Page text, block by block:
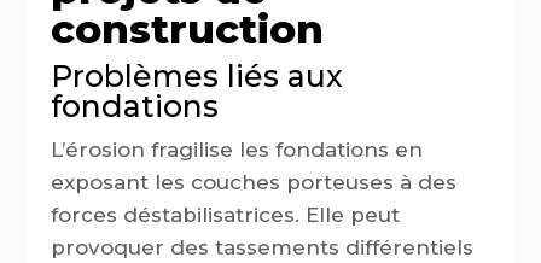
construction
Problèmes liés aux
fondations
L’érosion fragilise les fondations en
exposant les couches porteuses à des
forces déstabilisatrices. Elle peut
provoquer des tassements différentiels